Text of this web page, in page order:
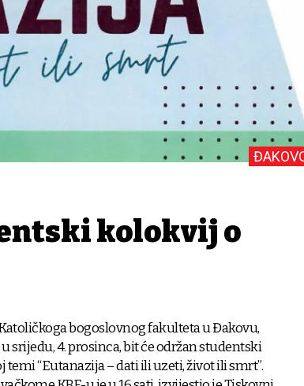
kolokvij o
bogoslovnog fakulteta u Đakovu,
srijedu, 4. prosinca, bit će održan studentski
“Eutanazija – dati ili uzeti, život ili smrt”.